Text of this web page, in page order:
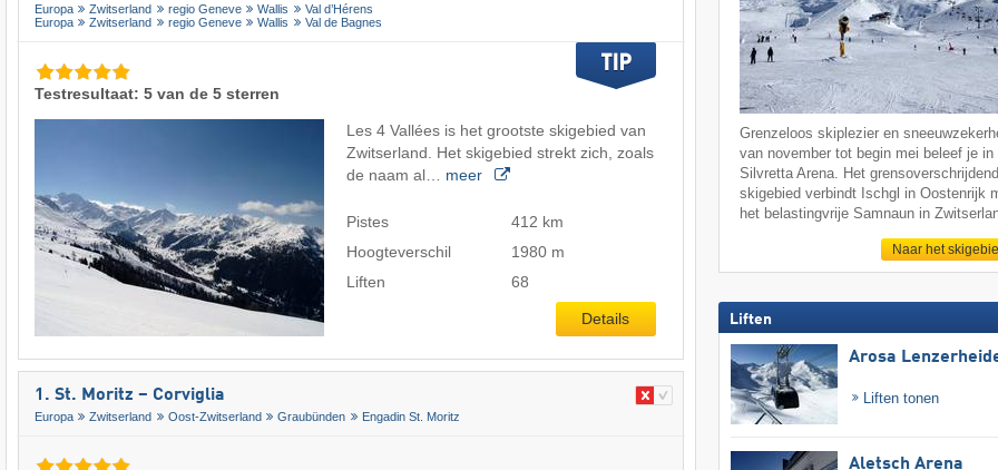
Europa Zwitserland regio Geneve Wallis
Val d’Hérens
Europa
Zwitserland regio Geneve Wallis Val de Bagnes
Testresultaat: 5 van de 5 sterren
Les 4 Vallées is het grootste skigebied van
Zwitserland. Het skigebied strekt zich, zoals
de naam al… meer
Pistes
412 km
Hoogteverschil
1980 m
Liften
68
Details
1. St. Moritz – Corviglia
Europa Zwitserland Oost-Zwitserland Graubünden Engadin St. Moritz
Grenzeloos skiplezier en
van november tot begin mei beleef je in
Silvretta Arena. Het
skigebied verbindt Ischgl in Oostenrijk
het belastingvrije Samnaun in
Naar het
Liften
Arosa
Liften tonen
Aletsch Arena